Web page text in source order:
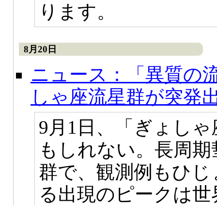
ります。
8月20日
ニュース：「異質の
しゃ座流星群が突発
9月1日、「ぎょし
もしれない。長周
群で、観測例もひ
る出現のピークは